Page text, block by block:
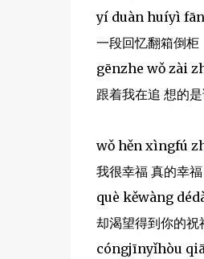
yí duàn huíyì
一段回忆翻箱倒柜
gēnzhe wǒ zài
跟着我在追 想的
wǒ hěn xìngfú
我很幸福 真的幸福
què kěwàng
却渴望得到你的祝
cóngjīnyǐhòu